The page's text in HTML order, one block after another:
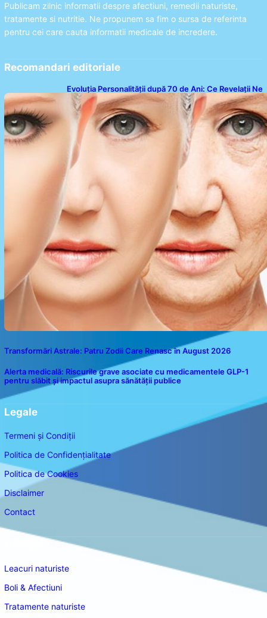
Publicam zilnic informatii despre afectiuni, remedii naturiste,
tratamente si nutritie. Ne propunem sa fim o sursa de referinta
pentru cei care cauta informatii medicale de incredere.
Recomandari editoriale
Evoluția Personalității după 70 de Ani: Ce Revelații Ne
Oferă Studiile Psihologice
Transformări Astrale: Patru Zodii Care Renasc în August 2026
Alerta medicală: Riscurile grave asociate cu medicamentele GLP-1
pentru slăbit și impactul asupra sănătății publice
Legale
Termeni și Condiții
Politica de Confidențialitate
Politica de Cookies
Disclaimer
Contact
Leacuri naturiste
Boli & Afectiuni
Tratamente naturiste